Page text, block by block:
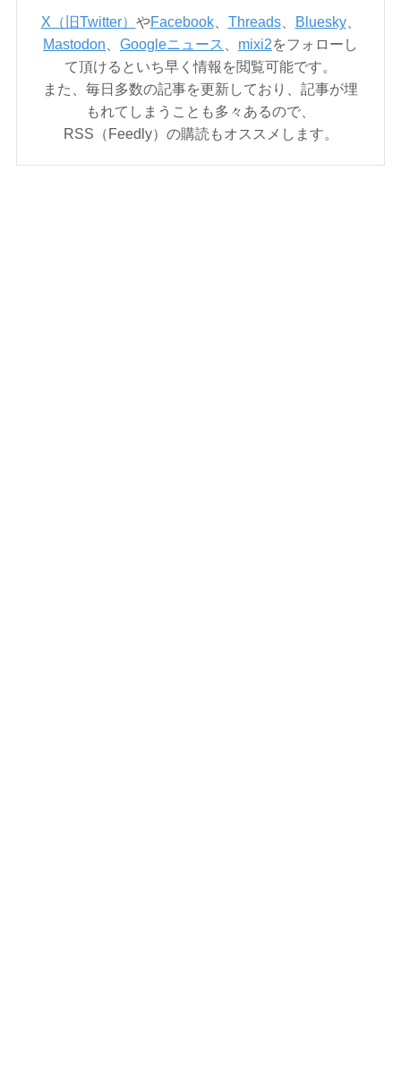
X（旧Twitter） やFacebook、 Threads、 Bluesky、
Mastodon
Googleニュース mixi2をフォローし
て頂けるといち早く情報を閲覧可能です。
また、毎日多数の記事を更新しており、記事が埋
もれてしまうことも多々あるので、
RSS（Feedly）の購読もオススメします。